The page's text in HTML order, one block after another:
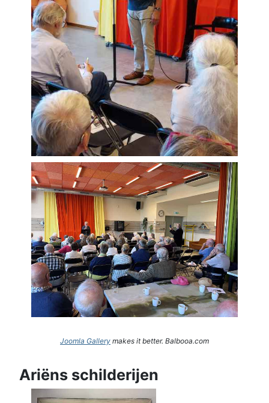
Joomla Gallery makes it better. Balbooa.com
Ariëns schilderijen